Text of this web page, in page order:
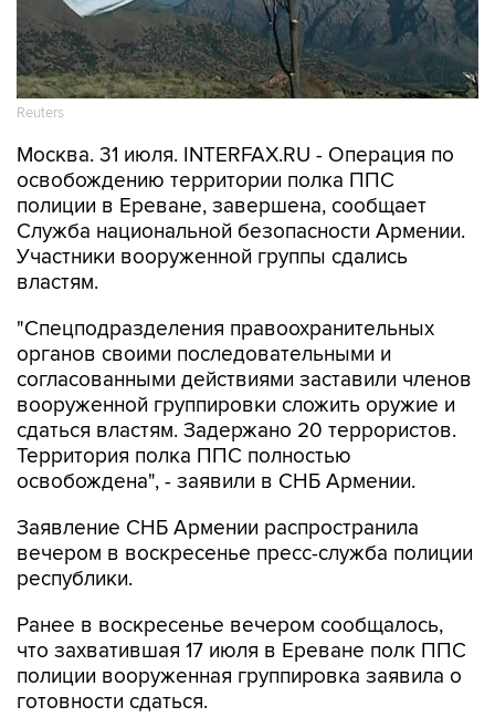
Reuters
Москва. 31 июля. INTERFAX.RU - Операция по
освобождению территории полка ППС
полиции в Ереване, завершена, сообщает
Служба национальной безопасности Армении.
Участники вооруженной группы сдались
властям.
"Спецподразделения правоохранительных
органов своими последовательными и
согласованными действиями заставили членов
вооруженной группировки сложить оружие и
сдаться властям. Задержано 20 террористов.
Территория полка ППС полностью
освобождена", - заявили в СНБ Армении.
Заявление СНБ Армении распространила
вечером в воскресенье пресс-служба полиции
республики.
Ранее в воскресенье вечером сообщалось,
что захватившая 17 июля в Ереване полк ППС
полиции вооруженная группировка заявила о
готовности сдаться.